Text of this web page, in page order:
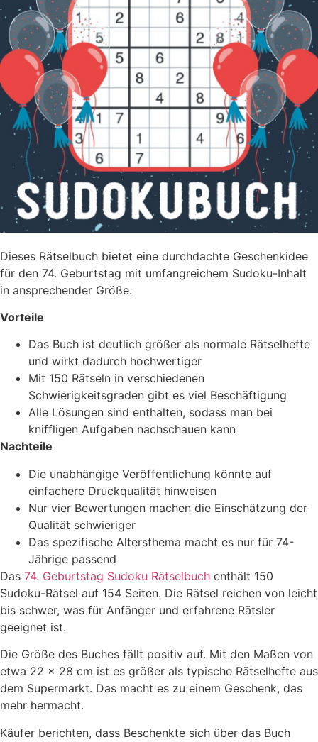
Dieses Rätselbuch bietet eine durchdachte Geschenkidee
für den 74. Geburtstag mit umfangreichem Sudoku-Inhalt
in ansprechender Größe.
Vorteile
Das Buch ist deutlich größer als normale Rätselhefte
und wirkt dadurch hochwertiger
Mit 150 Rätseln in verschiedenen
Schwierigkeitsgraden gibt es viel Beschäftigung
Alle Lösungen sind enthalten, sodass man bei
kniffligen Aufgaben nachschauen kann
Nachteile
Die unabhängige Veröffentlichung könnte auf
einfachere Druckqualität hinweisen
Nur vier Bewertungen machen die Einschätzung der
Qualität schwieriger
Das spezifische Altersthema macht es nur für 74-
Jährige passend
Das 74. Geburtstag Sudoku Rätselbuch enthält 150
Sudoku-Rätsel auf 154 Seiten. Die Rätsel reichen von leicht
bis schwer, was für Anfänger und erfahrene Rätsler
geeignet ist.
Die Größe des Buches fällt positiv auf. Mit den Maßen von
etwa 22 x 28 cm ist es größer als typische Rätselhefte aus
dem Supermarkt. Das macht es zu einem Geschenk, das
mehr hermacht.
Käufer berichten, dass Beschenkte sich über das Buch